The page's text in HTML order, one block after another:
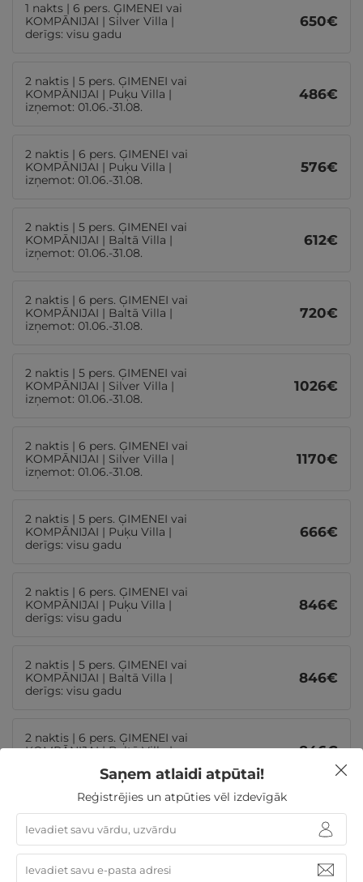
1 nakts | 6 pers. ĢIMENEI vai
KOMPĀNIJAI | Silver Villa |
derīgs: visu gadu
650€
2 naktis | 5 pers. ĢIMENEI vai
KOMPĀNIJAI | Puķu Villa |
izņemot: 01.06.-31.08.
486€
2 naktis | 6 pers. ĢIMENEI vai
KOMPĀNIJAI | Puķu Villa |
izņemot: 01.06.-31.08.
576€
2 naktis | 5 pers. ĢIMENEI vai
KOMPĀNIJAI | Baltā Villa |
izņemot: 01.06.-31.08.
612€
2 naktis | 6 pers. ĢIMENEI vai
KOMPĀNIJAI | Baltā Villa |
izņemot: 01.06.-31.08.
720€
2 naktis | 5 pers. ĢIMENEI vai
KOMPĀNIJAI | Silver Villa |
izņemot: 01.06.-31.08.
1026€
2 naktis | 6 pers. ĢIMENEI vai
KOMPĀNIJAI | Silver Villa |
izņemot: 01.06.-31.08.
1170€
2 naktis | 5 pers. ĢIMENEI vai
KOMPĀNIJAI | Puķu Villa |
derīgs: visu gadu
666€
2 naktis | 6 pers. ĢIMENEI vai
KOMPĀNIJAI | Puķu Villa |
derīgs: visu gadu
846€
2 naktis | 5 pers. ĢIMENEI vai
KOMPĀNIJAI | Baltā Villa |
derīgs: visu gadu
846€
2 naktis | 6 pers. ĢIMENEI vai
KOMPĀNIJAI | Baltā Villa |
846€
2 naktis | 5 pers. ĢIMENEI vai
KOMPĀNIJAI | Silver Villa |
derīgs: visu gadu
1170€
Saņem atlaidi atpūtai!
Reģistrējies un atpūties vēl izdevīgāk